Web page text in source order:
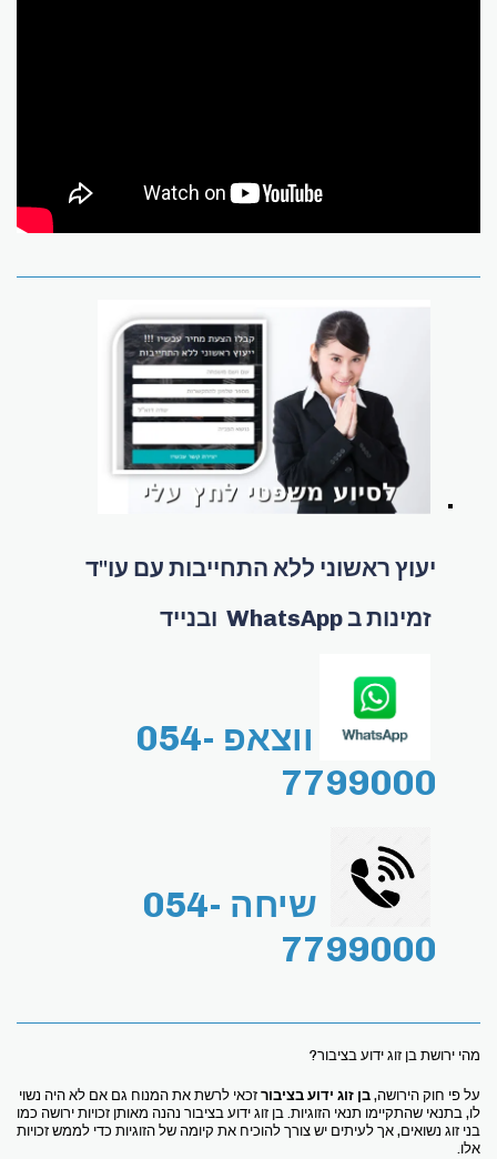
יעוץ ראשוני ללא התחייבות עם עו"ד
זמינות ב WhatsApp ובנייד
ווצאפ 054-
7799000
שיחה 054-
7799000
מהי ירושת בן זוג ידוע בציבור?
על פי חוק הירושה,בן זוג ידוע בציבורזכאי לרשת את המנוח גם אם לא היה נשוי
לו, בתנאי שהתקיימו תנאי הזוגיות. בן זוג ידוע בציבור נהנה מאותן זכויות ירושה כמו
בני זוג נשואים, אך לעיתים יש צורך להוכיח את קיומה של הזוגיות כדי לממש זכויות
אלו.